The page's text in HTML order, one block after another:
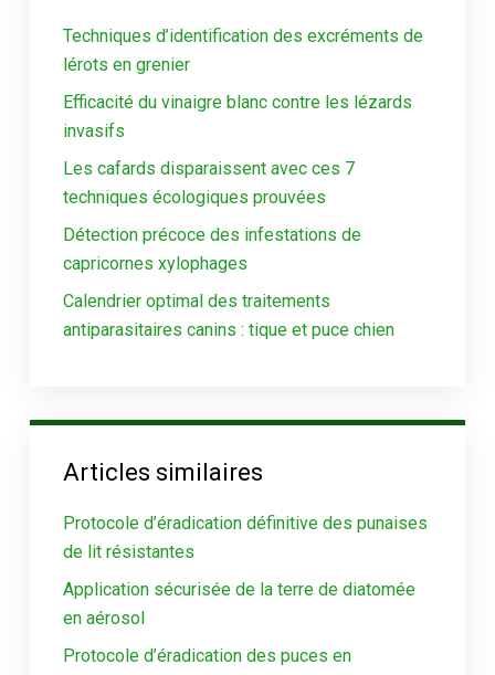
Techniques d’identification des excréments de
lérots en grenier
Efficacité du vinaigre blanc contre les lézards
invasifs
Les cafards disparaissent avec ces 7
techniques écologiques prouvées
Détection précoce des infestations de
capricornes xylophages
Calendrier optimal des traitements
antiparasitaires canins : tique et puce chien
Articles similaires
Protocole d’éradication définitive des punaises
de lit résistantes
Application sécurisée de la terre de diatomée
en aérosol
Protocole d’éradication des puces en